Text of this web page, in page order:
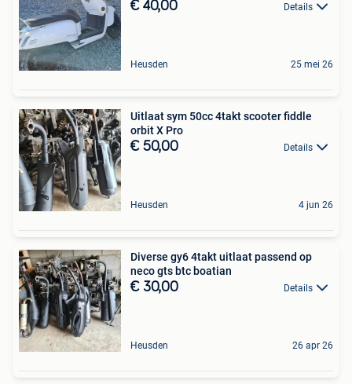
€ 40,00 Details
Heusden 25 mei 26
Uitlaat sym 50cc 4takt scooter fiddle
orbit X Pro
€ 50,00 Details
Heusden 4 jun 26
Diverse gy6 4takt uitlaat passend op
neco gts btc boatian
€ 30,00 Details
Heusden 26 apr 26